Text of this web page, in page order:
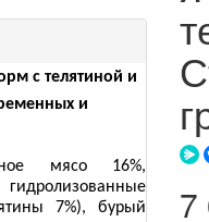
с телятиной и
и
мясо 16%,
7%), бурый
7